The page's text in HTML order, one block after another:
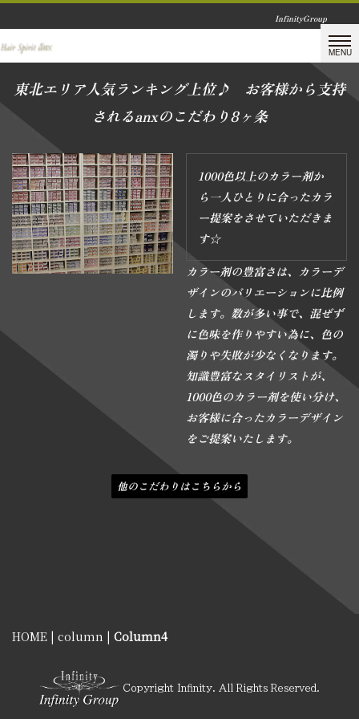
InfinityGroup
東北エリア人気ランキング上位♪ お客様から支持
されるanxのこだわり8ヶ条
1000色以上のカラー剤か
ら一人ひとりに合ったカラ
ー提案をさせていただきま
す☆
カラー剤の豊富さは、カラーデ
ザインのバリエーションに比例
します。数が多い事で、混ぜず
に色味を作りやすい為に、色の
濁りや失敗が少なくなります。
知識豊富なスタイリストが、
1000色のカラー剤を使い分け、
お客様に合ったカラーデザイン
をご提案いたします。
他のこだわりはこちらから
HOME | column | Column4
Copyright Infinity. All Rights Reserved.